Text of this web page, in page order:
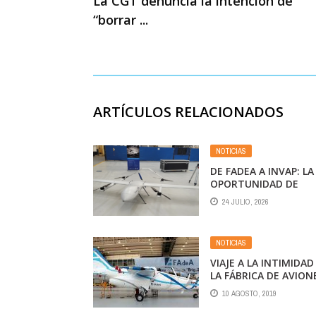
“borrar ...
ARTÍCULOS RELACIONADOS
NOTICIAS
DE FADEA A INVAP: LA
OPORTUNIDAD DE
ARGENTINA PARA SER
POTENCIA ANTE EL
INTELIGENCIA
24 JULIO, 2026
NOTICIAS
VIAJE A LA INTIMIDAD
LA FÁBRICA DE
ARGENTINA
10 AGOSTO, 2019